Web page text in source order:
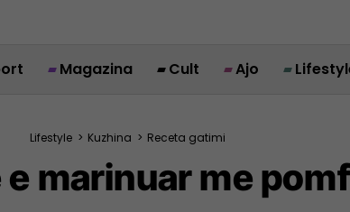
Magazina Cult Ajo
Lifestyle > Kuzhina > Receta gatimi
marinuar me